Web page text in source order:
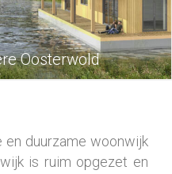
Oosterwold
duurzame woonwijk
is ruim opgezet en